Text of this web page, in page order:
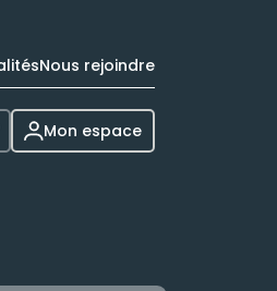
Nous rejoindre
les favoris
Mon espace